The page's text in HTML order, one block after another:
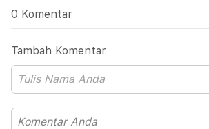
0 Komentar
Tambah Komentar